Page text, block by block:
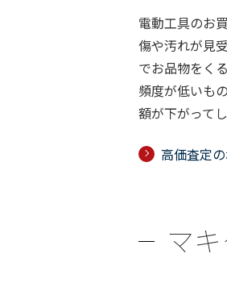
電動工具のお
傷や汚れが見
でお品物をく
頻度が低いも
額が下がって
高価査定
マ